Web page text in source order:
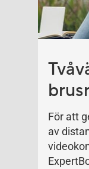
För att
av